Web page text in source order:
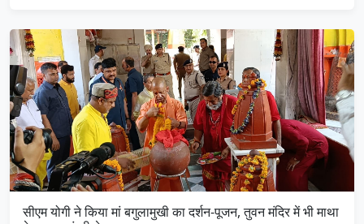
सीएम योगी ने किया मां बगुलामुखी का दर्शन-पूजन, तुवन मंदिर में भी माथा